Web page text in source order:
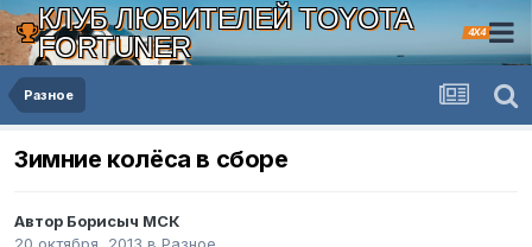
КЛУБ ЛЮБИТЕЛЕЙ TOYOTA
FORTUNER
4X4
Разное
Зимние колёса в сборе
Автор Борисыч МСК